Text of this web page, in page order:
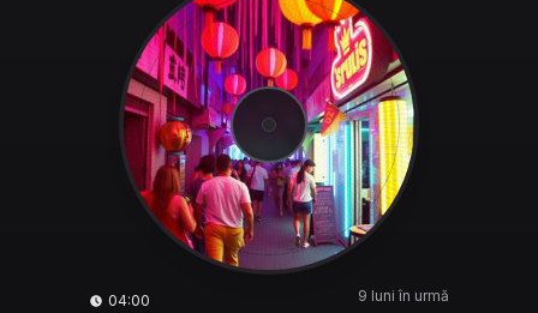
04:00 9 luni în urmă